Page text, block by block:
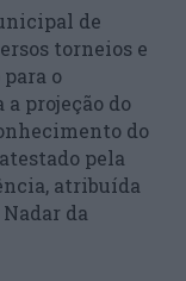
de
torneios e
o
projeção do
do
pela
atribuída
da